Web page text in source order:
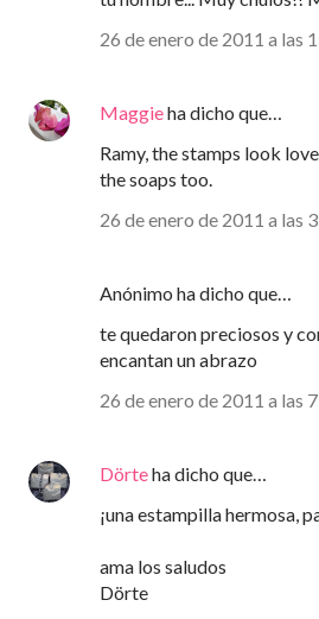
26 de enero de 2011 a las
Maggieha dicho que…
Ramy, the stamps look
the soaps too.
26 de enero de 2011 a las
Anónimo ha dicho que…
te quedaron preciosos y
encantan un abrazo
26 de enero de 2011 a las
Dörteha dicho que…
¡una estampilla hermosa,
ama los saludos
Dörte